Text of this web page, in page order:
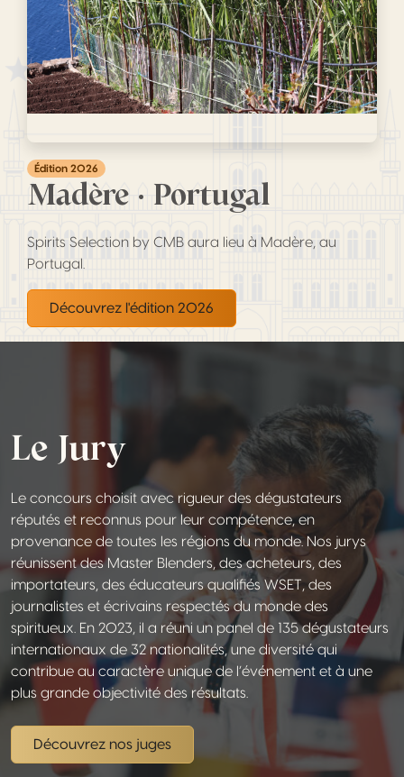
Édition 2026
Madère · Portugal
Spirits Selection by CMB aura lieu à Madère, au
Portugal.
Découvrez l'édition 2026
Le Jury
Le concours choisit avec rigueur des dégustateurs
réputés et reconnus pour leur compétence, en
provenance de toutes les régions du monde. Nos jurys
réunissent des Master Blenders, des acheteurs, des
importateurs, des éducateurs qualifiés WSET, des
journalistes et écrivains respectés du monde des
spiritueux. En 2023, il a réuni un panel de 135 dégustateurs
internationaux de 32 nationalités, une diversité qui
contribue au caractère unique de l’événement et à une
plus grande objectivité des résultats.
Découvrez nos juges